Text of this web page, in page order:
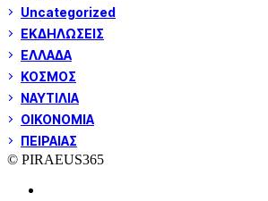
Uncategorized
ΕΚΔΗΛΩΣΕΙΣ
ΕΛΛΑΔΑ
ΚΟΣΜΟΣ
ΝΑΥΤΙΛΙΑ
ΟΙΚΟΝΟΜΙΑ
ΠΕΙΡΑΙΑΣ
© PIRAEUS365